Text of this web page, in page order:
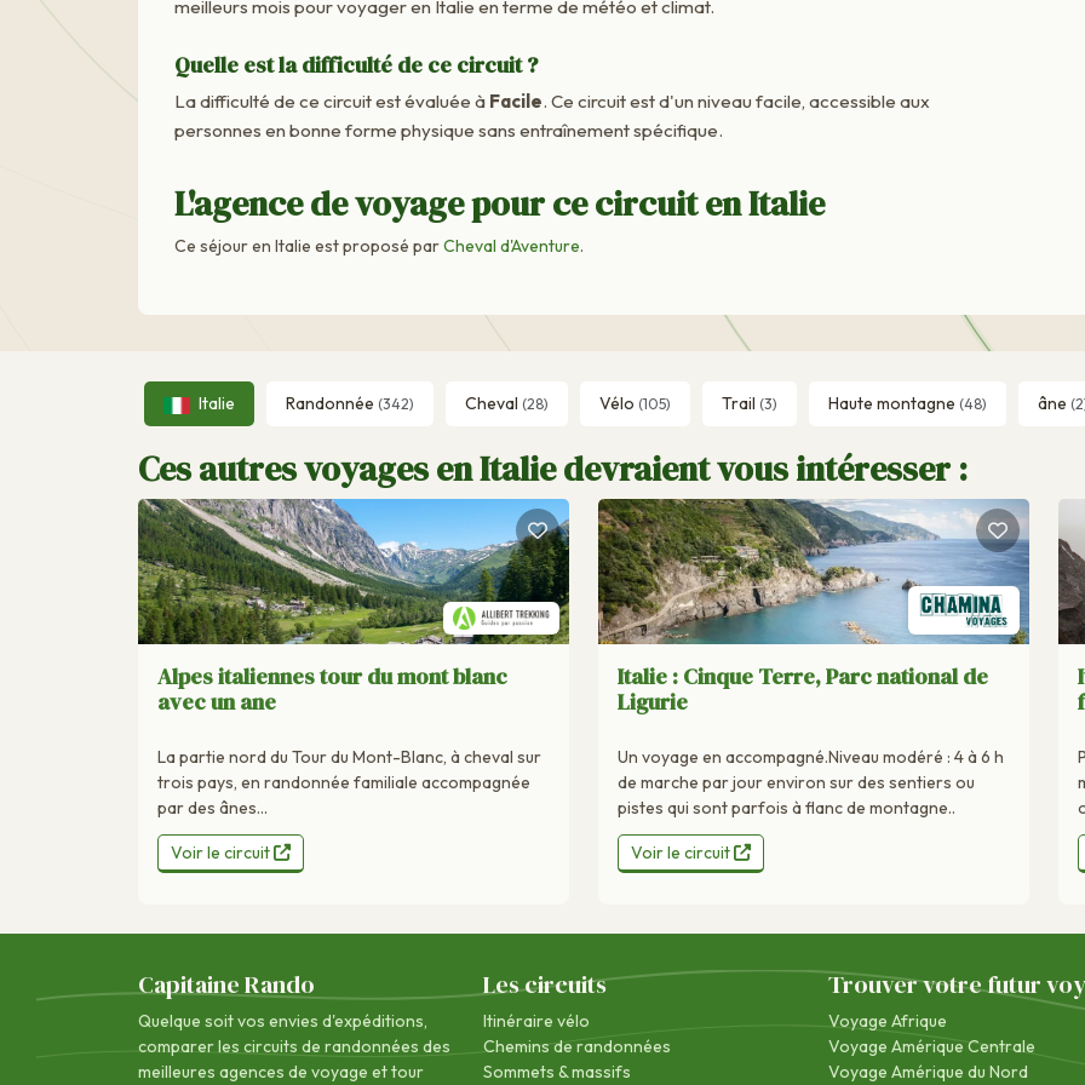
meilleurs mois pour voyager en Italie en terme de météo et climat.
Quelle est la difficulté de ce circuit ?
La difficulté de ce circuit est évaluée à Facile. Ce circuit est d'un niveau facile, accessible aux
personnes en bonne forme physique sans entraînement spécifique.
L'agence de voyage pour ce circuit en Italie
Ce séjour en Italie est proposé parCheval d'Aventure.
Italie Randonnée (342) Cheval (28) Vélo (105) Trail (3) Haute montagne (48) âne
Ces autres voyages en Italie devraient vous intéresser :
Alpes italiennes tour du mont blanc
avec un ane
La partie nord du Tour du Mont-Blanc, à cheval sur
trois pays, en randonnée familiale accompagnée
par des ânes...
Voir le circuit
Italie : Cinque Terre, Parc national de
Ligurie
Un voyage en accompagné.Niveau modéré : 4 à 6 h
de marche par jour environ sur des sentiers ou
pistes qui sont parfois à flanc de montagne..
Voir le circuit
Capitaine Rando
Quelque soit vos envies d'expéditions,
comparer les circuits de randonnées des
meilleures agences de voyage et tour
Les circuits
Itinéraire vélo
Chemins de randonnées
Sommets & massifs
Trouver votre futur
Voyage Afrique
Voyage Amérique Centrale
Voyage Amérique du Nord